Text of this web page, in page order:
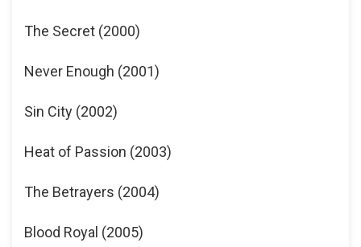
The Secret (2000)
Never Enough (2001)
Sin City (2002)
Heat of Passion (2003)
The Betrayers (2004)
Blood Royal (2005)